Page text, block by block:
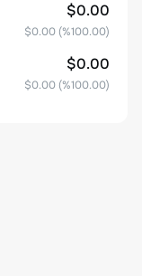
$0.00
$0.00 (%100.00)
$0.00
$0.00 (%100.00)